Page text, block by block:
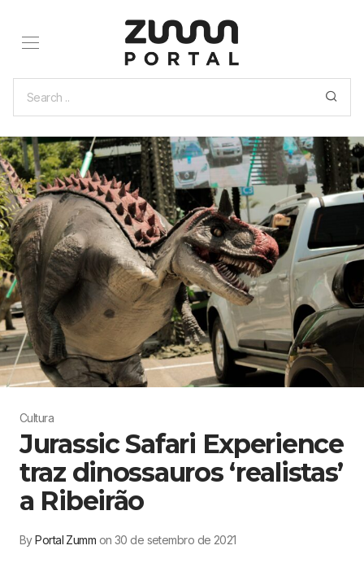
Cultura
Jurassic Safari Experience
traz dinossauros ‘realistas’
a Ribeirão
ByPortal Zumm on 30 de setembro de 2021